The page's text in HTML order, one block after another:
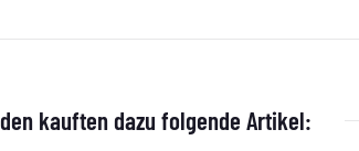
kauften dazu folgende Artikel: